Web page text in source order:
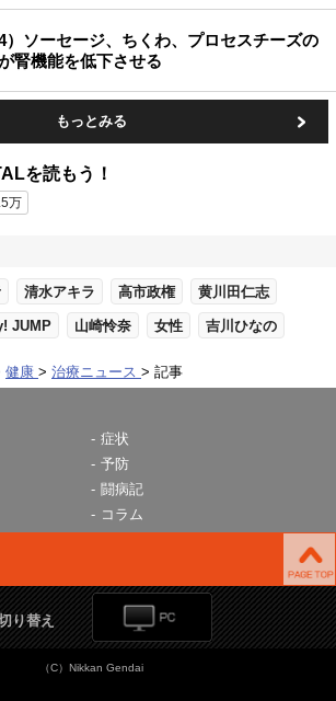
）ソーセージ、ちくわ、プロセスチーズの
腎機能を低下させる
もっとみる
を読もう！
万
清水アキラ 高市政権 黄川田仁志
JUMP 山崎怜奈 女性 吉川ひなの
健康 治療ニュース 記事
症状
予防
闘病記
コラム
り替え
（C）Nikkan Gendai